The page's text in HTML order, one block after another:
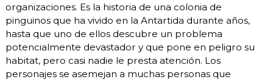
organizaciones. Es la historia de una colonia de
pinguinos que ha vivido en la Antartida durante años,
hasta que uno de ellos descubre un problema
potencialmente devastador y que pone en peligro su
habitat, pero casi nadie le presta atención. Los
personajes se asemejan a muchas personas que